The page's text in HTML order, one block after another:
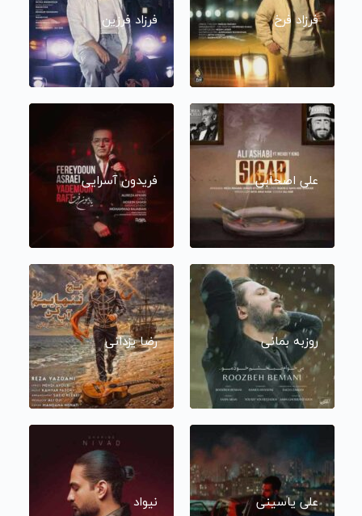
فرزاد فرخ فرزاد فرزین
علی اصحابی فریدون آسرایی
روزبه بمانی رضا یزدانی
علی یاسینی نیواد